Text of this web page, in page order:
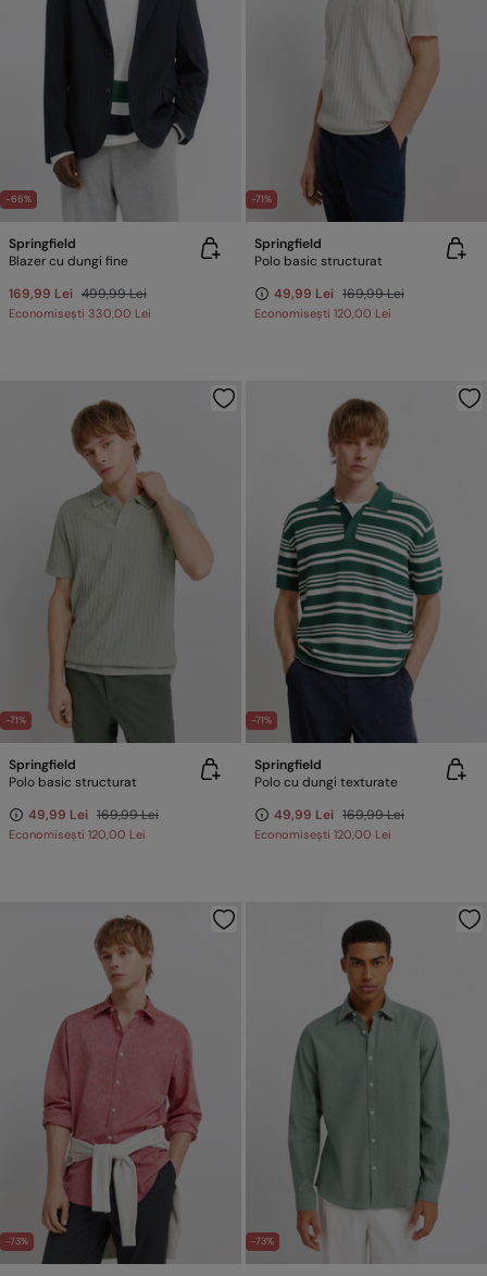
-66%
Springfield
Blazer cu dungi fine
169,99 Lei 499,99 Lei
Economisești 330,00 Lei
-71%
Springfield
Polo basic structurat
49,99 Lei 169,99 Lei
Economisești 120,00 Lei
-71%
Springfield
Polo basic structurat
49,99 Lei 169,99 Lei
Economisești 120,00 Lei
-71%
Springfield
Polo cu dungi texturate
49,99 Lei 169,99 Lei
Economisești 120,00 Lei
-73% -73%